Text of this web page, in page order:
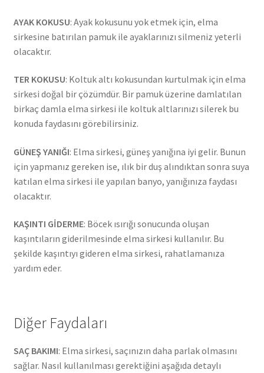
AYAK KOKUSU: Ayak kokusunu yok etmek için, elma
sirkesine batırılan pamuk ile ayaklarınızı silmeniz yeterli
olacaktır.
TER KOKUSU: Koltuk altı kokusundan kurtulmak için elma
sirkesi doğal bir çözümdür. Bir pamuk üzerine damlatılan
birkaç damla elma sirkesi ile koltuk altlarınızı silerek bu
konuda faydasını görebilirsiniz.
GÜNEŞ YANIĞI: Elma sirkesi, güneş yanığına iyi gelir. Bunun
için yapmanız gereken ise, ılık bir duş alındıktan sonra suya
katılan elma sirkesi ile yapılan banyo, yanığınıza faydası
olacaktır.
KAŞINTI GİDERME: Böcek ısırığı sonucunda oluşan
kaşıntıların giderilmesinde elma sirkesi kullanılır. Bu
şekilde kaşıntıyı gideren elma sirkesi, rahatlamanıza
yardım eder.
Diğer Faydaları
SAÇ BAKIMI: Elma sirkesi, saçınızın daha parlak olmasını
sağlar. Nasıl kullanılması gerektiğini aşağıda detaylı